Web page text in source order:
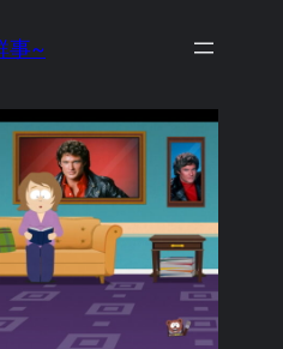
事~